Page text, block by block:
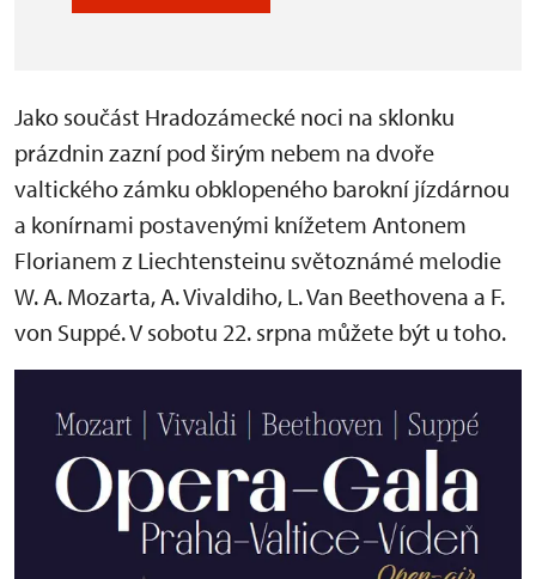
Jako součást Hradozámecké noci na sklonku
prázdnin zazní pod širým nebem na dvoře
valtického zámku obklopeného barokní jízdárnou
a konírnami postavenými knížetem Antonem
Florianem z Liechtensteinu světoznámé melodie
W. A. Mozarta, A. Vivaldiho, L. Van Beethovena a F.
von Suppé. V sobotu 22. srpna můžete být u toho.